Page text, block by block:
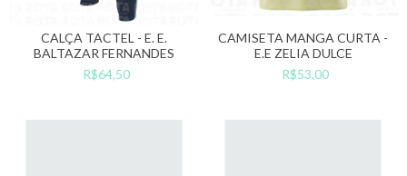
CALÇA TACTEL - E. E.
BALTAZAR FERNANDES
R$64,50
CAMISETA MANGA CURTA -
E.E ZELIA DULCE
R$53,00